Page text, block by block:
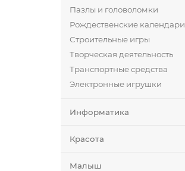
Пазлы и головоломки
Рождественские календари
Строительные игры
Творческая деятельность
Транспортные средства
Электронные игрушки
Информатика
Красота
Малыш